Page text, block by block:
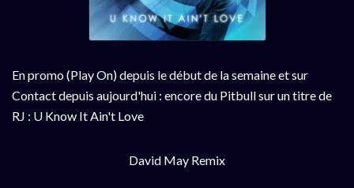
En promo (Play On) depuis le début de la semaine et sur
Contact depuis aujourd'hui : encore du Pitbull sur un titre de
RJ : U Know It Ain't Love
David May Remix